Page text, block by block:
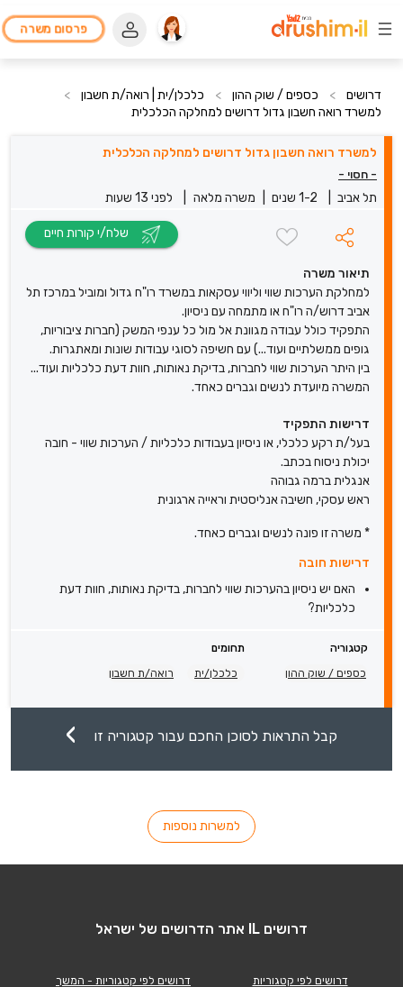
פרסום משרה
דרושים > כספים / שוק ההון > כלכלן/ית | רואה/ת חשבון
>
למשרד רואה חשבון גדול דרושים למחלקה הכלכלית
למשרד רואה חשבון גדול דרושים למחלקה הכלכלית
- חסוי -
תל אביב 1-2 שנים משרה מלאה לפני 13 שעות
תיאור משרה
למחלקת הערכות שווי וליווי עסקאות במשרד רו"ח גדול ומוביל במרכז תל
אביב דרוש/ה רו"ח או מתמחה עם ניסיון.
התפקיד כולל עבודה מגוונת אל מול כל ענפי המשק (חברות ציבוריות,
גופים ממשלתיים ועוד...) עם חשיפה לסוגי עבודות שונות ומאתגרות.
בין היתר הערכות שווי לחברות, בדיקת נאותות, חוות דעת כלכליות ועוד...
המשרה מיועדת לנשים וגברים כאחד.
דרישות התפקיד
בעל/ת רקע כלכלי, או ניסיון בעבודות כלכליות / הערכות שווי - חובה
יכולת ניסוח בכתב.
אנגלית ברמה גבוהה
ראש עסקי, חשיבה אנליסטית וראייה ארגונית
* משרה זו פונה לנשים וגברים כאחד.
דרישות חובה
האם יש ניסיון בהערכות שווי לחברות, בדיקת נאותות, חוות דעת
כלכליות?
קטגוריה
תחומים
כספים / שוק ההון
כלכלן/ית רואה/ת חשבון
קבל התראות לסוכן החכם עבור קטגוריה זו
למשרות נוספות
דרושים IL אתר הדרושים של ישראל
דרושים לפי קטגוריות
דרושים לפי קטגוריות - המשך